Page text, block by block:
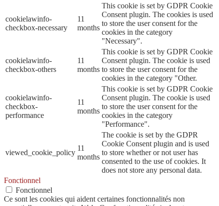
cookielawinfo-
checkbox-necessary
11
months
This cookie is set by GDPR Cookie
Consent plugin. The cookies is used
to store the user consent for the
cookies in the category
"Necessary".
cookielawinfo-
checkbox-others
11
months
This cookie is set by GDPR Cookie
Consent plugin. The cookie is used
to store the user consent for the
cookies in the category "Other.
cookielawinfo-
checkbox-
performance
11
months
This cookie is set by GDPR Cookie
Consent plugin. The cookie is used
to store the user consent for the
cookies in the category
"Performance".
viewed_cookie_policy
11
months
The cookie is set by the GDPR
Cookie Consent plugin and is used
to store whether or not user has
consented to the use of cookies. It
does not store any personal data.
Fonctionnel
Fonctionnel
Ce sont les cookies qui aident certaines fonctionnalités non